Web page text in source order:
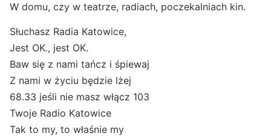
W domu, czy w teatrze, radiach, poczekalniach kin.
Słuchasz Radia Katowice,
Jest OK., jest OK.
Baw się z nami tańcz i śpiewaj
Z nami w życiu będzie lżej
68.33 jeśli nie masz włącz 103
Twoje Radio Katowice
Tak to my, to właśnie my